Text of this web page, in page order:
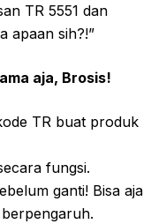
TR 5551 dan
apaan sih?!”
aja, Brosis!
TR buat produk
fungsi.
ganti! Bisa aja